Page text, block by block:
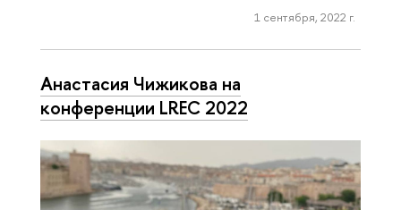
1 сентября, 2022 г.
Анастасия Чижикова на
конференции LREC 2022